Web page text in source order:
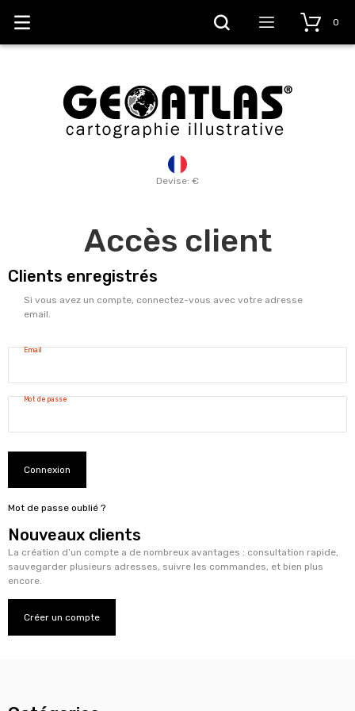
Devise: €
0
Accès client
Clients enregistrés
Si vous avez un compte, connectez-vous avec votre adresse
email.
Email
Mot de passe
Connexion
Mot de passe oublié ?
Nouveaux clients
La création d’un compte a de nombreux avantages : consultation rapide,
sauvegarder plusieurs adresses, suivre les commandes, et bien plus
encore.
Créer un compte